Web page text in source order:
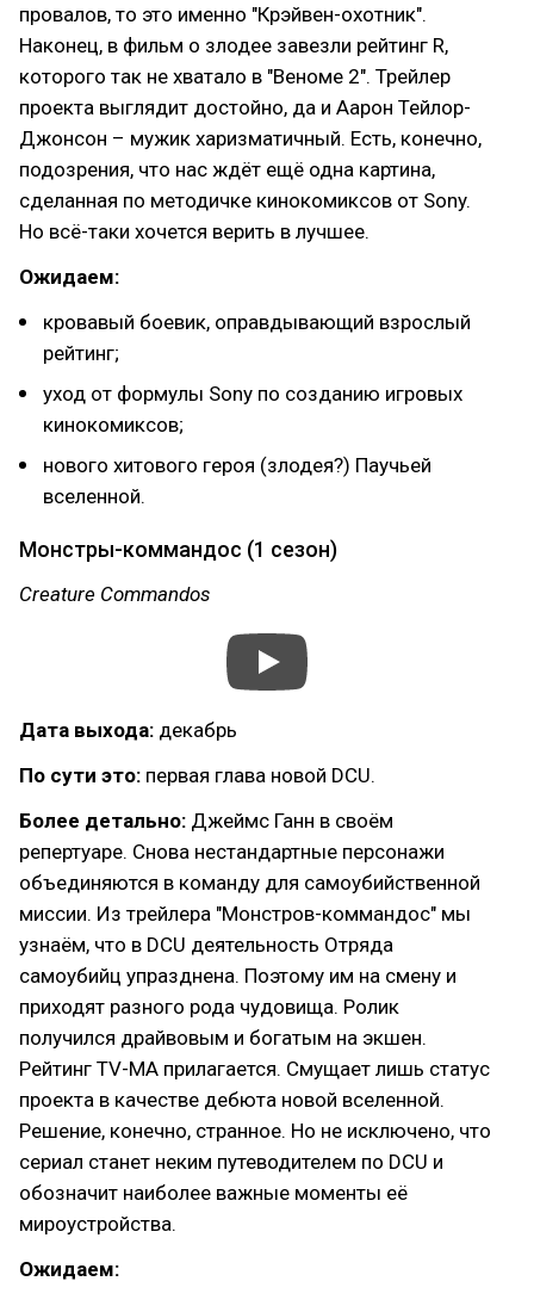
провалов, то это именно "Крэйвен-охотник".
Наконец, в фильм о злодее завезли рейтинг R,
которого так не хватало в "Веноме 2". Трейлер
проекта выглядит достойно, да и Аарон Тейлор-
Джонсон – мужик харизматичный. Есть, конечно,
подозрения, что нас ждёт ещё одна картина,
сделанная по методичке кинокомиксов от Sony.
Но всё-таки хочется верить в лучшее.
Ожидаем:
кровавый боевик, оправдывающий взрослый
рейтинг;
уход от формулы Sony по созданию игровых
кинокомиксов;
нового хитового героя (злодея?) Паучьей
вселенной.
Монстры-коммандос (1 сезон)
Creature Commandos
Дата выхода: декабрь
По сути это: первая глава новой DCU.
Более детально: Джеймс Ганн в своём
репертуаре. Снова нестандартные персонажи
объединяются в команду для самоубийственной
миссии. Из трейлера "Монстров-коммандос" мы
узнаём, что в DCU деятельность Отряда
самоубийц упразднена. Поэтому им на смену и
приходят разного рода чудовища. Ролик
получился драйвовым и богатым на экшен.
Рейтинг TV-MA прилагается. Смущает лишь статус
проекта в качестве дебюта новой вселенной.
Решение, конечно, странное. Но не исключено, что
сериал станет неким путеводителем по DCU и
обозначит наиболее важные моменты её
мироустройства.
Ожидаем: